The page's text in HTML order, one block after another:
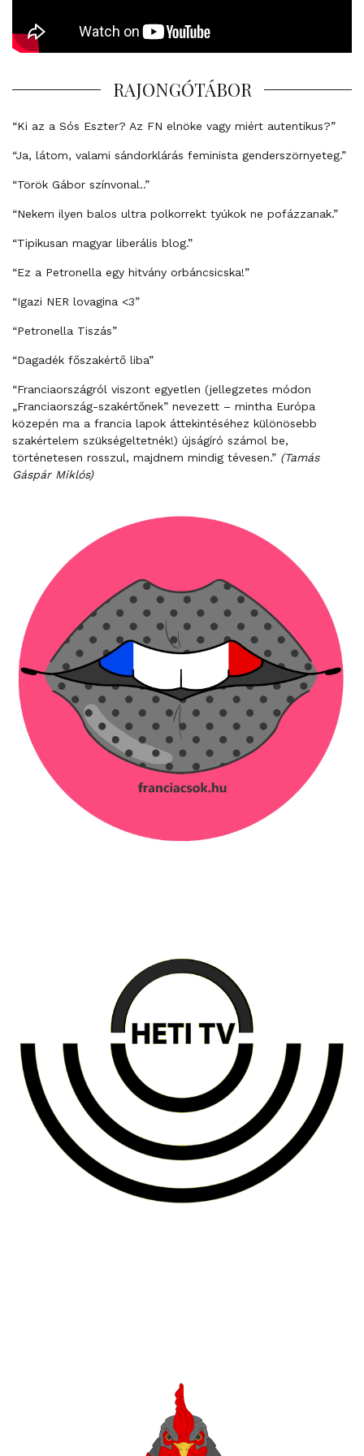
RAJONGÓTÁBOR
“Ki az a Sós Eszter? Az FN elnöke vagy miért autentikus?”
“Ja, látom, valami sándorklárás feminista genderszörnyeteg.”
“Török Gábor színvonal..”
“Nekem ilyen balos ultra polkorrekt tyúkok ne pofázzanak.”
“Tipikusan magyar liberális blog.”
“Ez a Petronella egy hitvány orbáncsicska!”
“Igazi NER lovagina <3”
“Petronella Tiszás”
“Dagadék főszakértő liba”
“Franciaországról viszont egyetlen (jellegzetes módon
„Franciaország-szakértőnek” nevezett – mintha Európa
közepén ma a francia lapok áttekintéséhez különösebb
szakértelem szükségeltetnék!) újságíró számol be,
történetesen rosszul, majdnem mindig tévesen.” (Tamás
Gáspár Miklós)